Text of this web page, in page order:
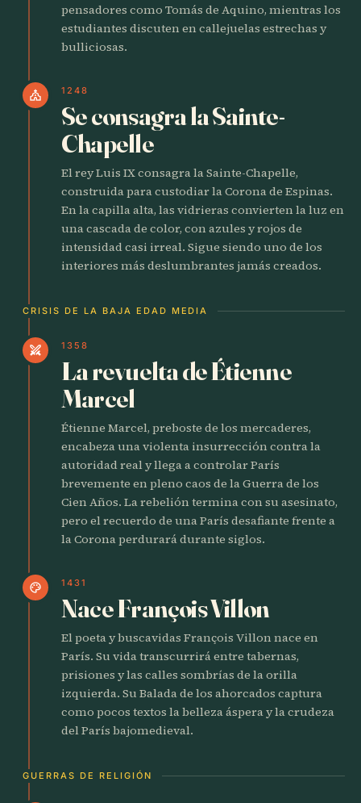
pensadores como Tomás de Aquino, mientras los
estudiantes discuten en callejuelas estrechas y
bulliciosas.
church 1248
Se consagra la Sainte-
Chapelle
El rey Luis IX consagra la Sainte-Chapelle,
construida para custodiar la Corona de Espinas.
En la capilla alta, las vidrieras convierten la luz en
una cascada de color, con azules y rojos de
intensidad casi irreal. Sigue siendo uno de los
interiores más deslumbrantes jamás creados.
CRISIS DE LA BAJA EDAD MEDIA
swords 1358
La revuelta de Étienne
Marcel
Étienne Marcel, preboste de los mercaderes,
encabeza una violenta insurrección contra la
autoridad real y llega a controlar París
brevemente en pleno caos de la Guerra de los
Cien Años. La rebelión termina con su asesinato,
pero el recuerdo de una París desafiante frente a
la Corona perdurará durante siglos.
palette 1431
Nace François Villon
El poeta y buscavidas François Villon nace en
París. Su vida transcurrirá entre tabernas,
prisiones y las calles sombrías de la orilla
izquierda. Su Balada de los ahorcados captura
como pocos textos la belleza áspera y la crudeza
del París bajomedieval.
GUERRAS DE RELIGIÓN